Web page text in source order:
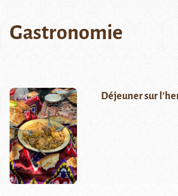
Gastronomie
Déjeuner sur